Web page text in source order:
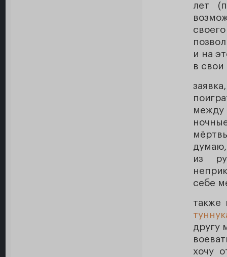
лет
и на
в свои
между
из
себе
также
другу
хочу